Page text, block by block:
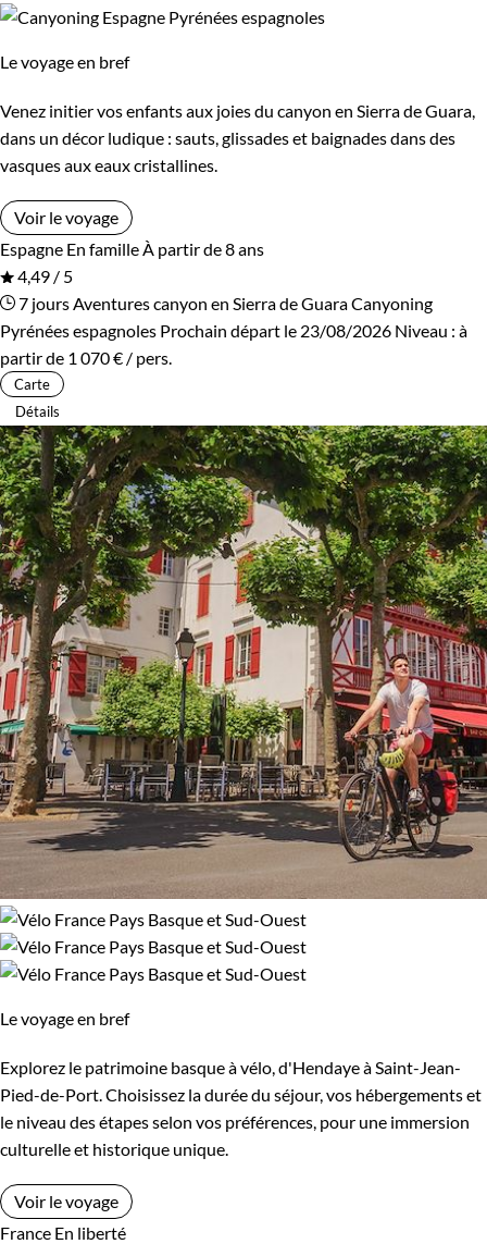
Le voyage en bref
Venez initier vos enfants aux joies du canyon en Sierra de Guara,
dans un décor ludique : sauts, glissades et baignades dans des
vasques aux eaux cristallines.
Voir le voyage
Espagne En famille À partir de 8 ans
4,49 / 5
7 jours Aventures canyon en Sierra de GuaraCanyoning
Pyrénées espagnoles Prochain départ le 23/08/2026 Niveau : à
partir de 1 070 € / pers.
Carte
Détails
Le voyage en bref
Explorez le patrimoine basque à vélo, d'Hendaye à Saint-Jean-
Pied-de-Port. Choisissez la durée du séjour, vos hébergements et
le niveau des étapes selon vos préférences, pour une immersion
culturelle et historique unique.
Voir le voyage
France En liberté